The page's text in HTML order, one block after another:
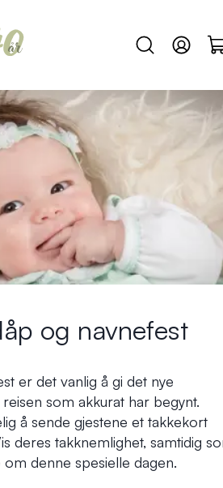
og navnefest
er det vanlig å gi det nye
som akkurat har begynt.
å sende gjestene et takkekort
deres takknemlighet, samtidig
denne spesielle dagen.